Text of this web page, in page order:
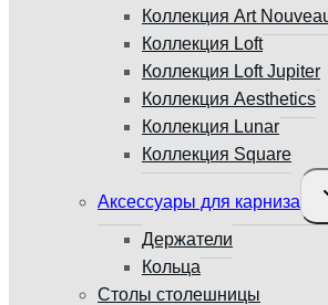
Коллекция Art
Коллекция Loft
Коллекция Loft Jupiter
Коллекция Aesthetics
Коллекция Lunar
Коллекция Square
Аксессуары для карниза
Держатели
Кольца
Столы столешницы